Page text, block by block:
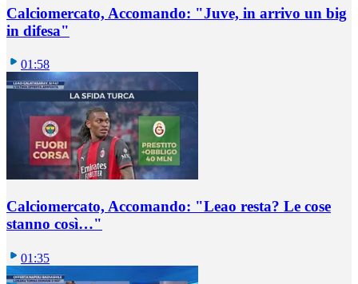
Calciomercato, Accomando: "Juve, in arrivo un big
in difesa"
01:58
Calciomercato, Accomando: "Leao resta? Le cose
stanno così…"
01:35